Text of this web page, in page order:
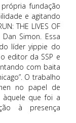
fundação
e agitando
THE LIVES OF
Dan Simon. Essa
líder yippie do
editor da SSP e
com baita
O trabalho
no papel de
àquele que foi a
à presença